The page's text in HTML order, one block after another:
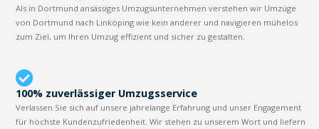
Als in Dortmund ansässiges Umzugsunternehmen verstehen wir Umzüge
von Dortmund nach Linköping wie kein anderer und navigieren mühelos
zum Ziel, um Ihren Umzug effizient und sicher zu gestalten.
100% zuverlässiger Umzugsservice
Verlassen Sie sich auf unsere jahrelange Erfahrung und unser Engagement
für höchste Kundenzufriedenheit. Wir stehen zu unserem Wort und liefern